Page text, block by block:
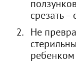
срезать
Не
ребенком